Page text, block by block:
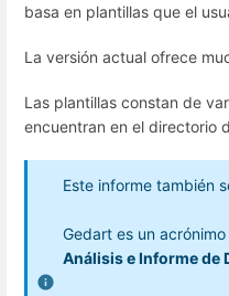
basa en plantillas que el
La versión actual ofrece
Las plantillas constan de
encuentran en el directorio
Este informe también
Gedart es un
Análisis e Informe de